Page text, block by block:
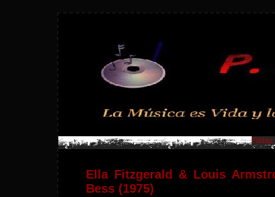
Ella Fitzgerald & Louis
Bess (1975)